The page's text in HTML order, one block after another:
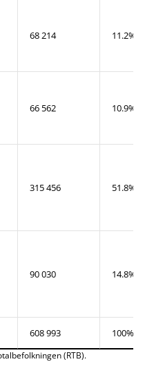
68 214 11.2%
66 562 10.9%
315 456 51.8%
90 030 14.8%
608 993 100%
(RTB).